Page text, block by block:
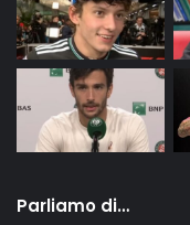
Parliamo di…